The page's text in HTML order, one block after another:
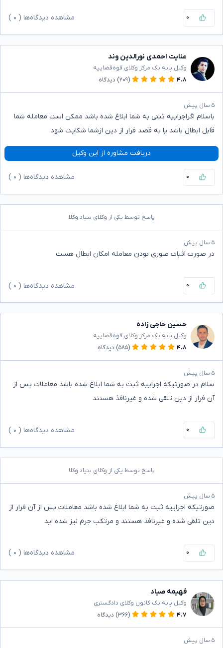
۰ مشاهده دیدگاه‌ها ( ۰
عنایت احمدی نورالدین وند
وکیل پایه یک مرکز وکلای قوه‌قضاییه
۴.۸
(۲۰۹) دیدگاه
۵ سال پیش
باسلام اگراجراییه ثبتی به شما ابلاغ شده باشد ممکن است معامله شما
قابل ابطال باشد یا به قصد فرار از دین ازشما شکایت شود.
دریافت مشاوره از این وکیل
۰ مشاهده دیدگاه‌ها ( ۰
پاسخ توسط یکی از وکلای بنیاد وکلا
۵ سال پیش
در صورت اثبات صوری بودن معامله امکان ابطال هست
۰ مشاهده دیدگاه‌ها ( ۰
حسین حاجی زاده
وکیل پایه یک مرکز وکلای قوه‌قضاییه
۴.۸
(۵۸۵) دیدگاه
۵ سال پیش
سلام در صورتیکه اجراییه ثبت به شما ابلاغ شده باشد معاملات پس از
آن فرار از دین تلقی شده و غیرنافذ هستند
۰ مشاهده دیدگاه‌ها ( ۰
پاسخ توسط یکی از وکلای بنیاد وکلا
۵ سال پیش
صورتیکه اجراییه ثبت به شما ابلاغ شده باشد معاملات پس از آن فرار از
دین تلقی شده و غیرنافذ هستند و مرتکب جرم نیز شده اید
۰ مشاهده دیدگاه‌ها ( ۰
فهیمه صیاد
وکیل پایه یک کانون وکلای دادگستری
۴.۷
(۳۶۶) دیدگاه
۵ سال پیش